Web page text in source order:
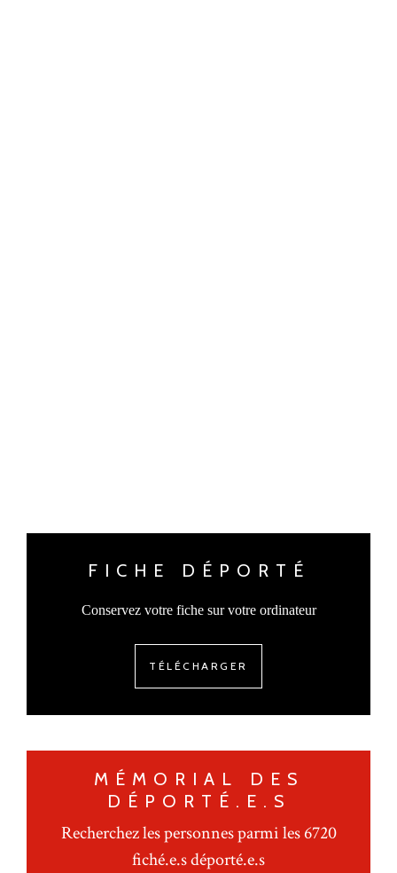
FICHE DÉPORTÉ
Conservez votre fiche sur votre ordinateur
TÉLÉCHARGER
MÉMORIAL DES
DÉPORTÉ.E.S
Recherchez les personnes parmi les 6720
fiché.e.s déporté.e.s